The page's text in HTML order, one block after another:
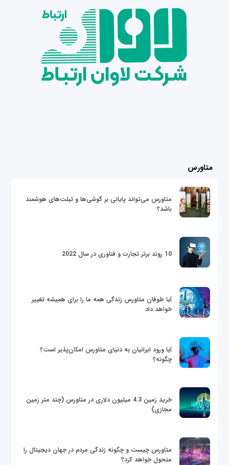
متاورس
متاورس می‌تواند پایانی بر گوشی‌ها و تبلت‌های هوشمند
باشد؟
10 روند برتر تجارت و فناوری در سال 2022
آیا طوفان متاورس زندگی همه ما را برای همیشه تغییر
خواهد داد
آیا ورود ایرانیان به دنیای متاورس امکان‌پذیر است؟
چگونه؟
خرید زمین 4.3 میلیون دلاری در متاورس (چند متر زمین
مجازی)
متاورس چیست و چگونه زندگی مردم در جهان دیجیتال را
متحول خواهد کرد؟